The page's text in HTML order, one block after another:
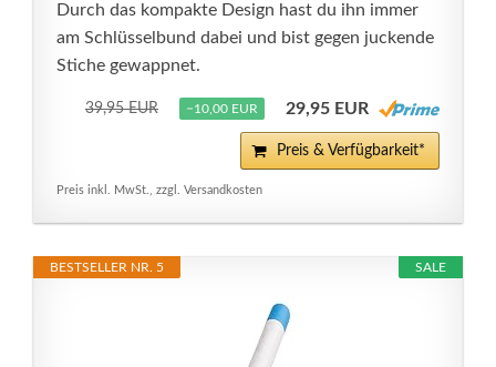
Durch das kompakte Design hast du ihn immer
am Schlüsselbund dabei und bist gegen juckende
Stiche gewappnet.
39,95 EUR −10,00 EUR 29,95 EUR
Preis & Verfügbarkeit*
Preis inkl. MwSt., zzgl. Versandkosten
SALE
BESTSELLER NR. 5